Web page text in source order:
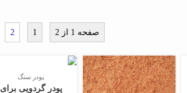
صفحه 1 از 2 1
2
پودر سنگ
پودر گردویی برای